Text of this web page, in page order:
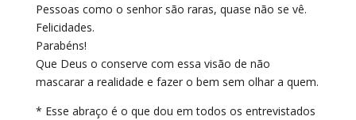
Pessoas como o senhor são raras, quase não se vê.
Felicidades.
Parabéns!
Que Deus o conserve com essa visão de não
mascarar a realidade e fazer o bem sem olhar a quem.
* Esse abraço é o que dou em todos os entrevistados